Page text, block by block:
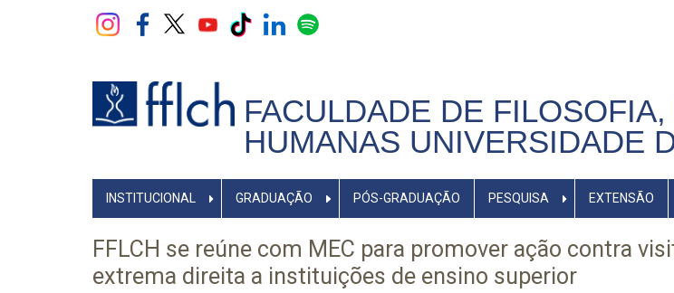
FACULDADE DE
HUMANAS UNIVERSIDADE
NAVEGADOR
PRINCIPAL
INSTITUCIONAL GRADUAÇÃO PÓS-GRADUAÇÃO PESQUISA EXTENSÃO
FFLCH se reúne com MEC para promover ação contra
extrema direita a instituições de ensino superior